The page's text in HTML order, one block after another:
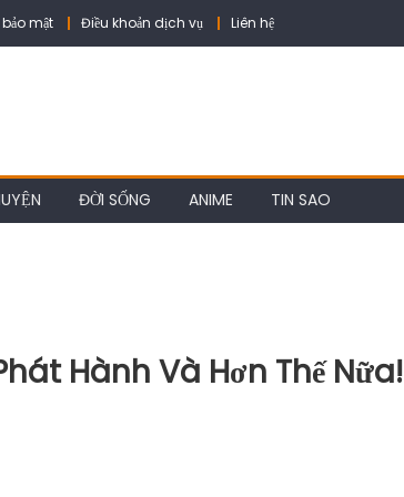
mật Điều khoản dịch vụ Liên hệ
ĐỜI SỐNG ANIME TIN SAO
Hành Và Hơn Thế Nữa!